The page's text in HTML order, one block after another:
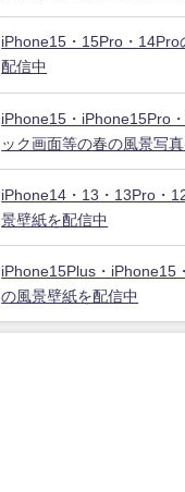
iPhone15・15Pro・14Pro
配信中
iPhone15・iPhone15Pro
ック画面等の春の風景写
iPhone14・13・13Pro・
景壁紙を配信中
iPhone15Plus・iPhone15
の風景壁紙を配信中